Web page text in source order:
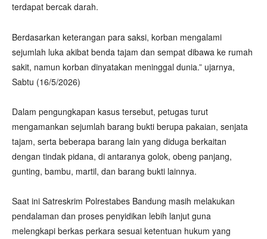
terdapat bercak darah.
Berdasarkan keterangan para saksi, korban mengalami
sejumlah luka akibat benda tajam dan sempat dibawa ke rumah
sakit, namun korban dinyatakan meninggal dunia.” ujarnya,
Sabtu (16/5/2026)
‎Dalam pengungkapan kasus tersebut, petugas turut
mengamankan sejumlah barang bukti berupa pakaian, senjata
tajam, serta beberapa barang lain yang diduga berkaitan
dengan tindak pidana, di antaranya golok, obeng panjang,
gunting, bambu, martil, dan barang bukti lainnya.
‎Saat ini Satreskrim Polrestabes Bandung masih melakukan
pendalaman dan proses penyidikan lebih lanjut guna
melengkapi berkas perkara sesuai ketentuan hukum yang